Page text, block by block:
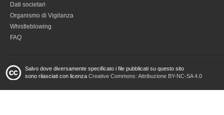
Dati societari
Organismo di Vigilanza
Whistleblowing
FAQ
Salvo dove diversamente specificato i file pubblicati su questo sito
sono rilasciati con licenza Creative Commons: Attribuzione BY-NC-SA 4.0